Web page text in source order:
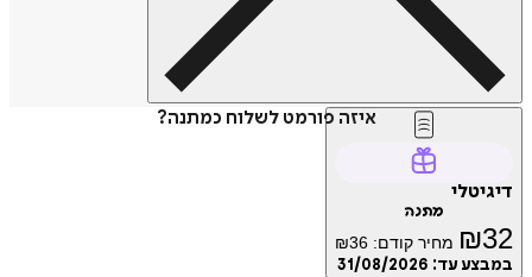
איזה פורמט לשלוח כמתנה?
דיגיטלי
מתנה
₪32 מחיר קודם: ₪36
במבצע עד: 31/08/2026